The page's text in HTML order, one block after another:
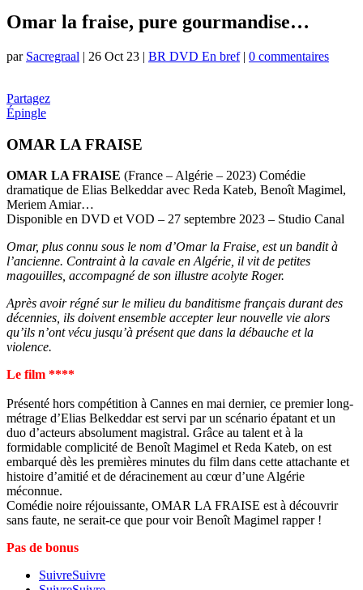
Omar la fraise, pure gourmandise…
par Sacregraal | 26 Oct 23 | BR DVD En bref| 0 commentaires
Partagez
Épingle
OMAR LA FRAISE
OMAR LA FRAISE (France – Algérie – 2023) Comédie
dramatique de Elias Belkeddar avec Reda Kateb, Benoît Magimel,
Meriem Amiar…
Disponible en DVD et VOD – 27 septembre 2023 – Studio Canal
Omar, plus connu sous le nom d’Omar la Fraise, est un bandit à
l’ancienne. Contraint à la cavale en Algérie, il vit de petites
magouilles, accompagné de son illustre acolyte Roger.
Après avoir régné sur le milieu du banditisme français durant des
décennies, ils doivent ensemble accepter leur nouvelle vie alors
qu’ils n’ont vécu jusqu’à présent que dans la débauche et la
violence.
Le film ****
Présenté hors compétition à Cannes en mai dernier, ce premier long-
métrage d’Elias Belkeddar est servi par un scénario épatant et un
duo d’acteurs absolument magistral. Grâce au talent et à la
formidable complicité de Benoît Magimel et Reda Kateb, on est
embarqué dès les premières minutes du film dans cette attachante et
histoire d’amitié et de déracinement au cœur d’une Algérie
méconnue.
Comédie noire réjouissante, OMAR LA FRAISE est à découvrir
sans faute, ne serait-ce que pour voir Benoît Magimel rapper !
Pas de bonus
SuivreSuivre